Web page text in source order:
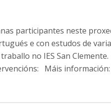
participantes neste
e con estudos de
no IES San
Máis